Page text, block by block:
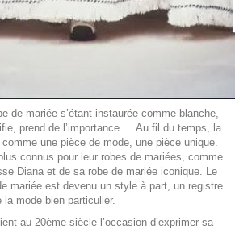
de mariée s’étant instaurée comme blanche,
prend de l’importance … Au fil du temps, la
comme une pièce de mode, une pièce unique.
connus pour leur robes de mariées, comme
Diana et de sa robe de mariée iconique. Le
mariée est devenu un style à part, un registre
la mode bien particulier.
au 20ème siècle l’occasion d’exprimer sa